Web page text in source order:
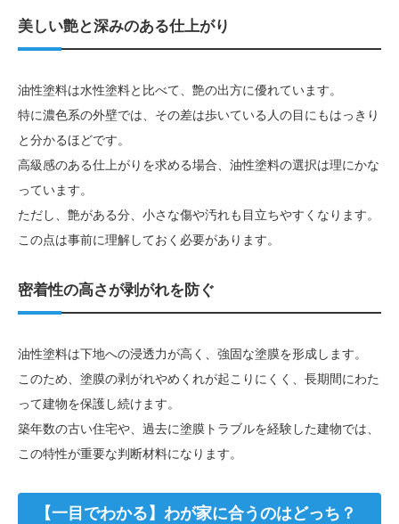
美しい艶と深みのある仕上がり
油性塗料は水性塗料と比べて、艶の出方に優れています。
特に濃色系の外壁では、その差は歩いている人の目にもはっきり
と分かるほどです。
高級感のある仕上がりを求める場合、油性塗料の選択は理にかな
っています。
ただし、艶がある分、小さな傷や汚れも目立ちやすくなります。
この点は事前に理解しておく必要があります。
密着性の高さが剥がれを防ぐ
油性塗料は下地への浸透力が高く、強固な塗膜を形成します。
このため、塗膜の剥がれやめくれが起こりにくく、長期間にわた
って建物を保護し続けます。
築年数の古い住宅や、過去に塗膜トラブルを経験した建物では、
この特性が重要な判断材料になります。
【一目でわかる】わが家に合うのはどっち？